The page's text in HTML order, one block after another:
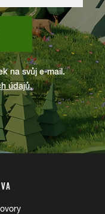
na svůj e-mail.
údajů.